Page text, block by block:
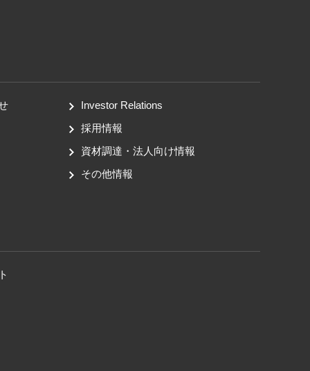
Investor Relations
採用情報
資材調達・法人向け情報
その他情報